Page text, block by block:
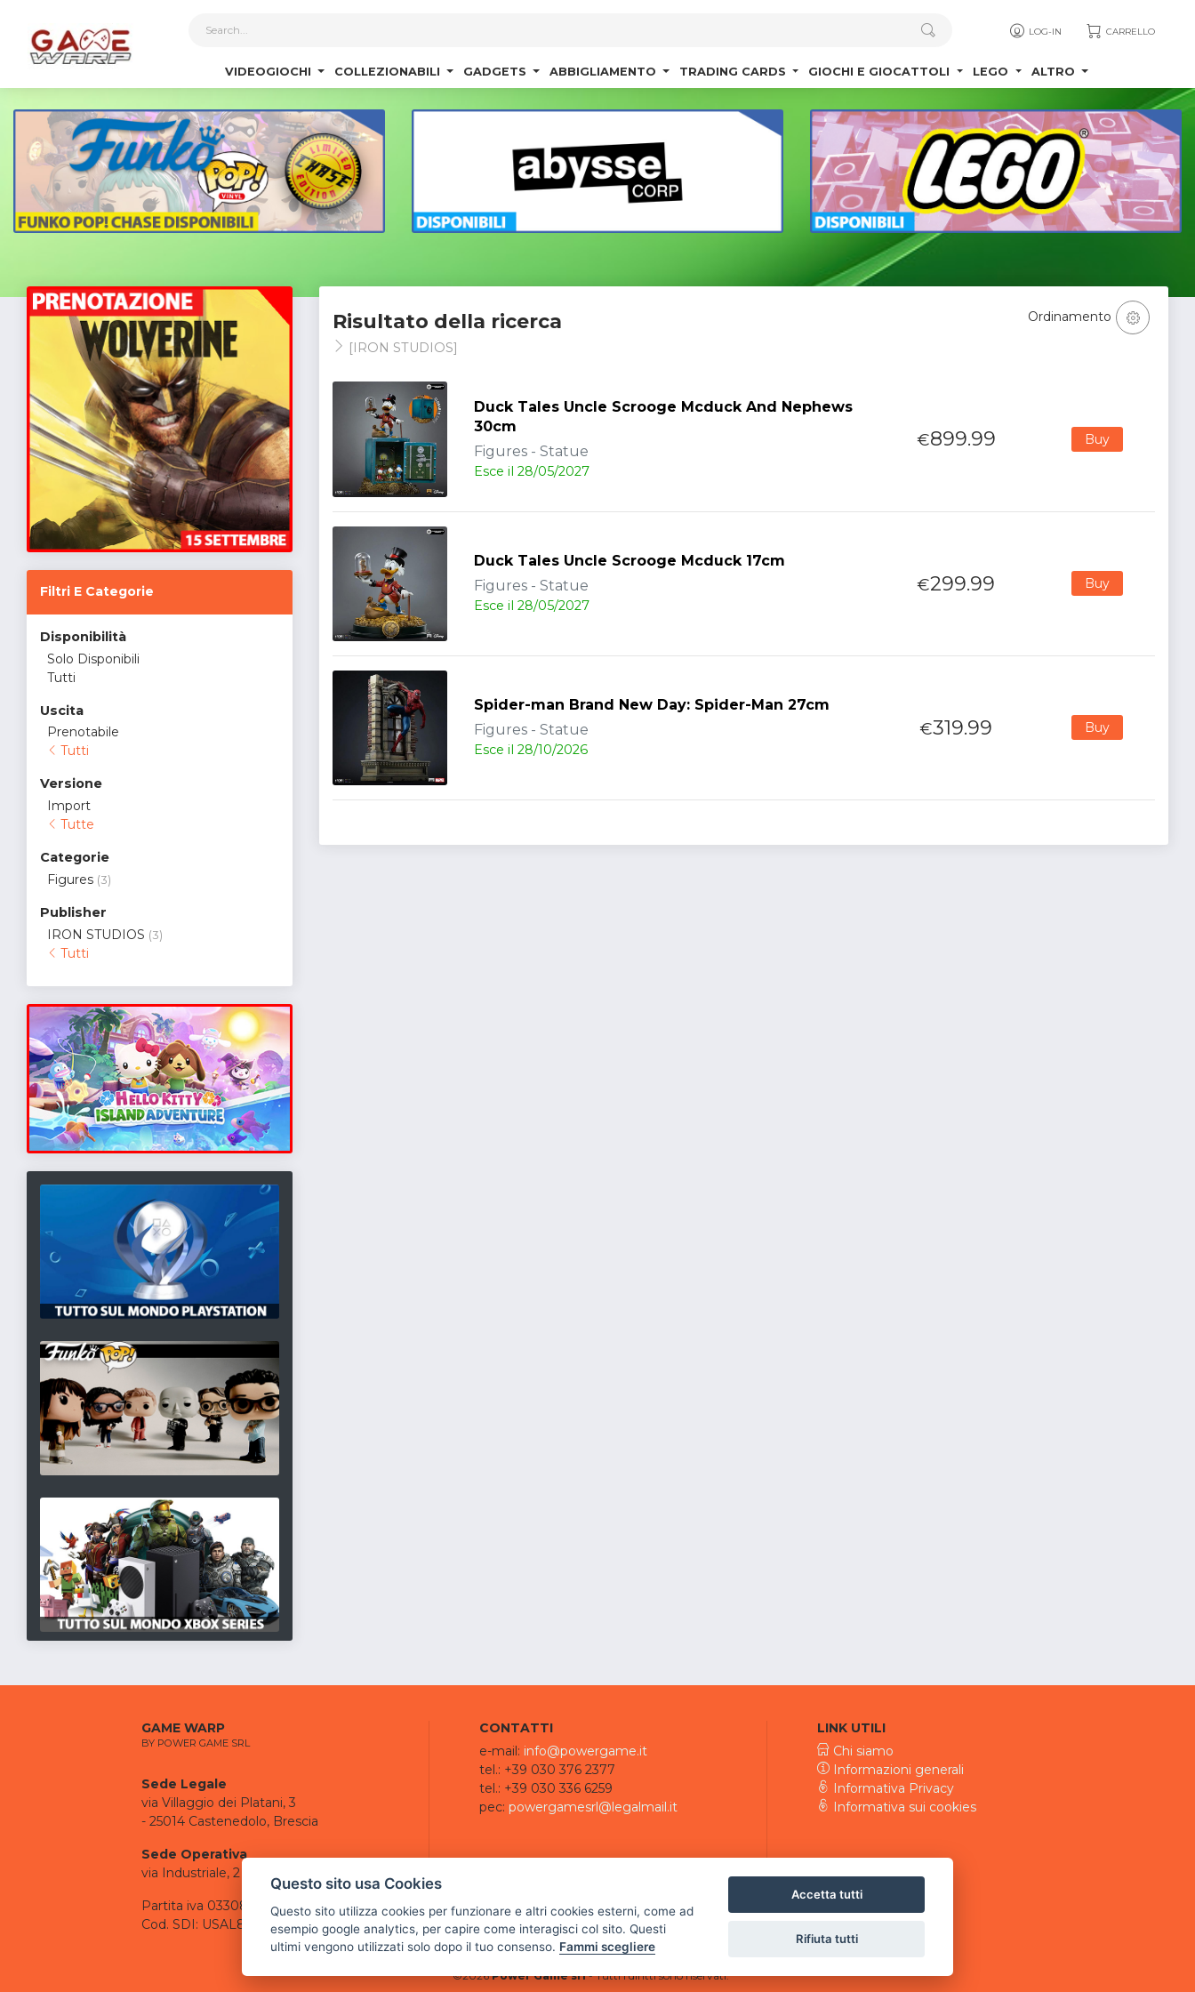
LOG-IN CARRELLO
VIDEOGIOCHI COLLEZIONABILI GADGETS ABBIGLIAMENTO TRADING CARDS GIOCHI E GIOCATTOLI LEGO ALTRO
Filtri E Categorie
Disponibilità
Solo Disponibili
Tutti
Uscita
Prenotabile
Tutti
Versione
Import
Tutte
Categorie
Figures (3)
Publisher
IRON STUDIOS (3)
Tutti
Risultato della ricerca
[IRON STUDIOS]
Ordinamento
Duck Tales Uncle Scrooge Mcduck And Nephews
30cm
Figures - Statue
Esce il 28/05/2027
€899.99 Buy
Duck Tales Uncle Scrooge Mcduck 17cm
Figures - Statue
Esce il 28/05/2027
€299.99 Buy
Spider-man Brand New Day: Spider-Man 27cm
Figures - Statue
Esce il 28/10/2026
€319.99 Buy
GAME WARP
BY POWER GAME SRL
Sede Legale
via Villaggio dei Platani, 3
- 25014 Castenedolo, Brescia
Sede Operativa
via Industriale, 2 - 25082 Botticino, BS
Partita iva 03308130982
Cod. SDI: USAL8PV
CONTATTI
e-mail: info@powergame.it
tel.: +39 030 376 2377
tel.: +39 030 336 6259
pec: powergamesrl@legalmail.it
LINK UTILI
Chi siamo
Informazioni generali
Informativa Privacy
Informativa sui cookies
©2026 Power Game srl- Tutti i diritti sono riservati.
Questo sito usa Cookies
Questo sito utilizza cookies per funzionare e altri cookies esterni, come ad
esempio google analytics, per capire come interagisci col sito. Questi
ultimi vengono utilizzati solo dopo il tuo consenso. Fammi scegliere
Accetta tutti
Rifiuta tutti